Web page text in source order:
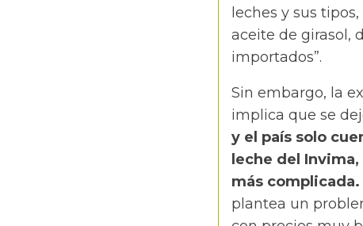
leches y sus
aceite de girasol,
importados”.
Sin embargo, la
implica que se
y el país solo
leche del
más complicada.
plantea un